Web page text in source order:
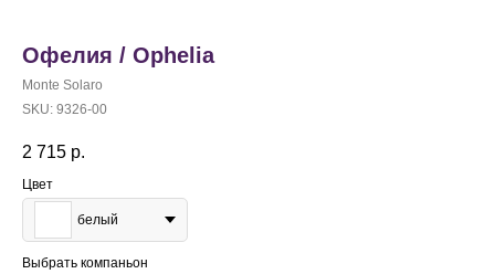
Офелия / Ophelia
Monte Solaro
SKU: 9326-00
2 715 р.
Цвет
белый
Выбрать компаньон